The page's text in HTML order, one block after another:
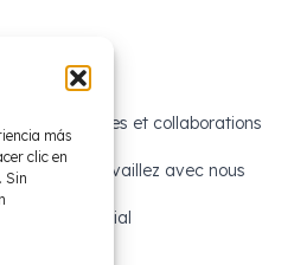
más
clic en
Sin
indispensable en raison de
Aides et collaborations
Travaillez avec nous
Social